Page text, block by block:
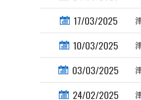
17/03/2025
10/03/2025
03/03/2025
24/02/2025